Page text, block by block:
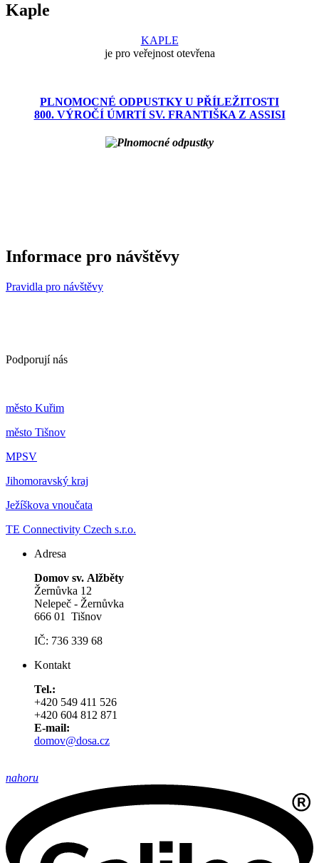
Kaple
KAPLE
je pro veřejnost otevřena
PLNOMOCNÉ ODPUSTKY U PŘÍLEŽITOSTI
800. VÝROČÍ ÚMRTÍ SV. FRANTIŠKA Z ASSISI
Informace pro návštěvy
Pravidla pro návštěvy
Podporují nás
město Kuřim
město Tišnov
MPSV
Jihomoravský kraj
Ježíškova vnoučata
TE Connectivity Czech s.r.o.
Adresa
Domov sv. Alžběty
Žernůvka 12
Nelepeč - Žernůvka
666 01 Tišnov
IČ: 736 339 68
Kontakt
Tel.:
+420 549 411 526
+420 604 812 871
E-mail:
domov@dosa.cz
nahoru